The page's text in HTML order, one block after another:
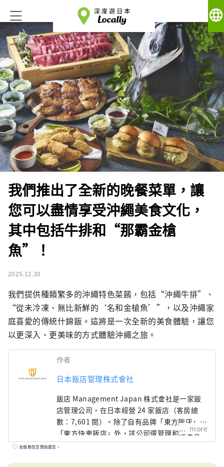
language
我們推出了全新的晚餐菜單，讓
您可以盡情享受沖繩美食文化，
其中包括牛排和“那霸金槍
魚”！
2025.12.30
我們提供種類繁多的沖繩特色菜餚，包括“沖繩牛排”、
“從未冷凍、無比新鮮的‘名和金槍魚’”，以及沖繩家
庭喜愛的傳統什錦飯。這將是一次全新的美食體驗，讓您
以更深入、更美味的方式體驗沖繩之旅。
作者
日本飯店管理株式會社
飯店 Management Japan 株式會社是一家飯
店管理公司，在日本經營 24 家飯店（客房總
數：7,601 間）。除了自有品牌「東方飯店」和
「東方快車飯店」外，該公司還管理和經營各
種飯店，包括「希爾頓」、「喜來登」和「日
more
本服務包含贊助廣告。